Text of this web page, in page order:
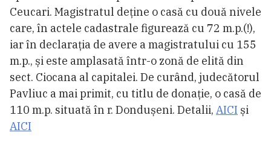
Ceucari. Magistratul deține o casă cu două nivele
care, în actele cadastrale figurează cu 72 m.p.(!),
iar în declarația de avere a magistratului cu 155
m.p., și este amplasată într-o zonă de elită din
sect. Ciocana al capitalei. De curând, judecătorul
Pavliuc a mai primit, cu titlu de donație, o casă de
110 m.p. situată în r. Dondușeni. Detalii, AICI și
AICI